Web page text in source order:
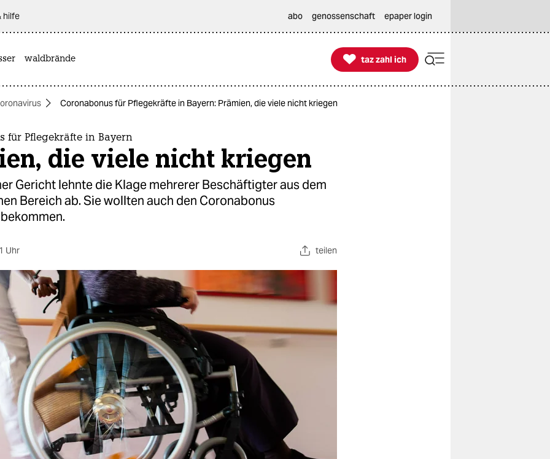
hilfe abo genossenschaft epaper login
waldbrände 
taz zahl ich
taz zahl ich
Coronabonus für Pflegekräfte in Bayern: Prämien, die viele nicht kriegen
für Pflegekräfte in Bayern
die viele nicht kriegen
Gericht lehnte die Klage mehrerer Beschäftigter aus dem
Bereich ab. Sie wollten auch den Coronabonus
Uhr teilen